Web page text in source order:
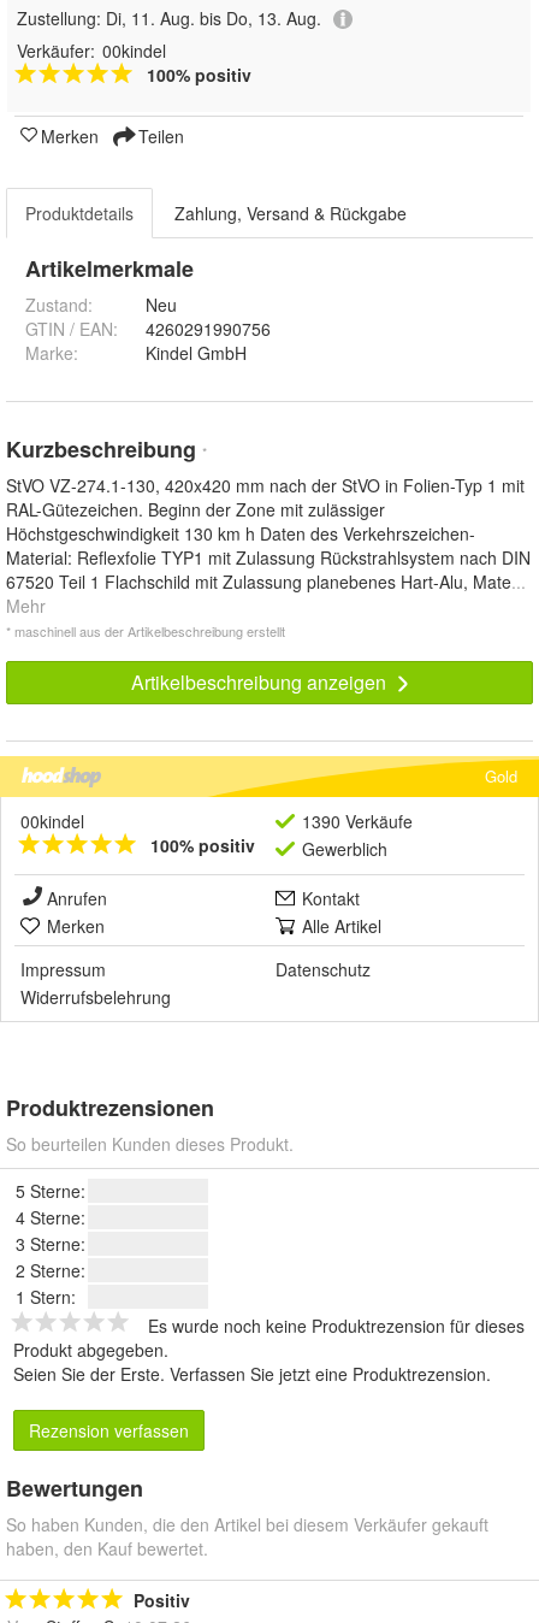
Zustellung: Di, 11. Aug. bis Do, 13. Aug.
Verkäufer: 00kindel
100% positiv
Merken Teilen
Produktdetails Zahlung, Versand & Rückgabe
Artikelmerkmale
Zustand:
Neu
GTIN / EAN:
4260291990756
Marke:
Kindel GmbH
Kurzbeschreibung *
StVO VZ-274.1-130, 420x420 mm nach der StVO in Folien-Typ 1 mit
RAL-Gütezeichen. Beginn der Zone mit zulässiger
Höchstgeschwindigkeit 130 km h Daten des Verkehrszeichen-
Material: Reflexfolie TYP1 mit Zulassung Rückstrahlsystem nach DIN
67520 Teil 1 Flachschild mit Zulassung planebenes Hart-Alu, Mate...
Mehr
* maschinell aus der Artikelbeschreibung erstellt
Artikelbeschreibung anzeigen
Gold
00kindel
100% positiv
1390 Verkäufe
Gewerblich
Anrufen
Kontakt
Merken
Alle Artikel
Impressum
Datenschutz
Widerrufsbelehrung
Produktrezensionen
So beurteilen Kunden dieses Produkt.
5 Sterne:
4 Sterne:
3 Sterne:
2 Sterne:
1 Stern:
Es wurde noch keine Produktrezension für dieses
Produkt abgegeben.
Seien Sie der Erste. Verfassen Sie jetzt eine Produktrezension.
Rezension verfassen
Bewertungen
So haben Kunden, die den Artikel bei diesem Verkäufer gekauft
haben, den Kauf bewertet.
Positiv